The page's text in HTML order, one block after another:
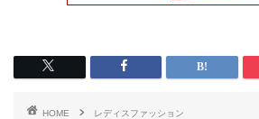
HOME
レディスファッション